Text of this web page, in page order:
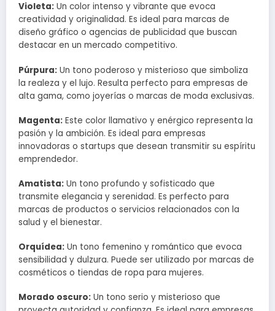
Violeta: Un color intenso y vibrante que evoca
creatividad y originalidad. Es ideal para marcas de
diseño gráfico o agencias de publicidad que buscan
destacar en un mercado competitivo.
Púrpura: Un tono poderoso y misterioso que simboliza
la realeza y el lujo. Resulta perfecto para empresas de
alta gama, como joyerías o marcas de moda exclusivas.
Magenta: Este color llamativo y enérgico representa la
pasión y la ambición. Es ideal para empresas
innovadoras o startups que desean transmitir su espíritu
emprendedor.
Amatista: Un tono profundo y sofisticado que
transmite elegancia y serenidad. Es perfecto para
marcas de productos o servicios relacionados con la
salud y el bienestar.
Orquídea: Un tono femenino y romántico que evoca
sensibilidad y dulzura. Puede ser utilizado por marcas de
cosméticos o tiendas de ropa para mujeres.
Morado oscuro: Un tono serio y misterioso que